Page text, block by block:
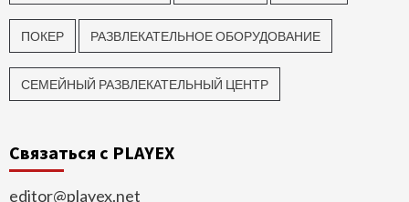
ПОКЕР РАЗВЛЕКАТЕЛЬНОЕ ОБОРУДОВАНИЕ
СЕМЕЙНЫЙ РАЗВЛЕКАТЕЛЬНЫЙ ЦЕНТР
Связаться с PLAYEX
editor@playex.net